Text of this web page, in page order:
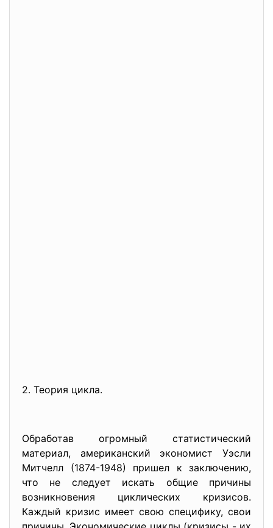
2. Теория цикла.
Обработав огромный статистический
материал, американский экономист Уэсли
Митчелл (1874-1948) пришел к заключению,
что не следует искать общие причины
возникновения циклических кризисов.
Каждый кризис имеет свою специфику, свои